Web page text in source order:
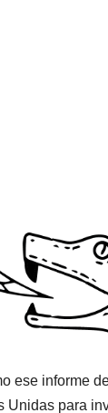
ese informe
para